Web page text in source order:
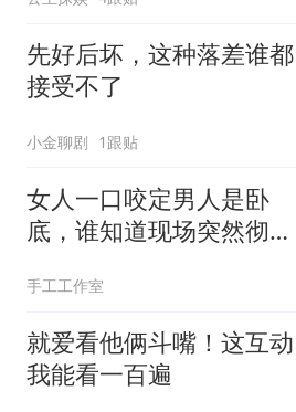
先好后坏，这种落差谁都
接受不了
小金聊剧 1跟贴
女人一口咬定男人是卧
底，谁知道现场突然彻底
手工工作室
就爱看他俩斗嘴！这互动
我能看一百遍